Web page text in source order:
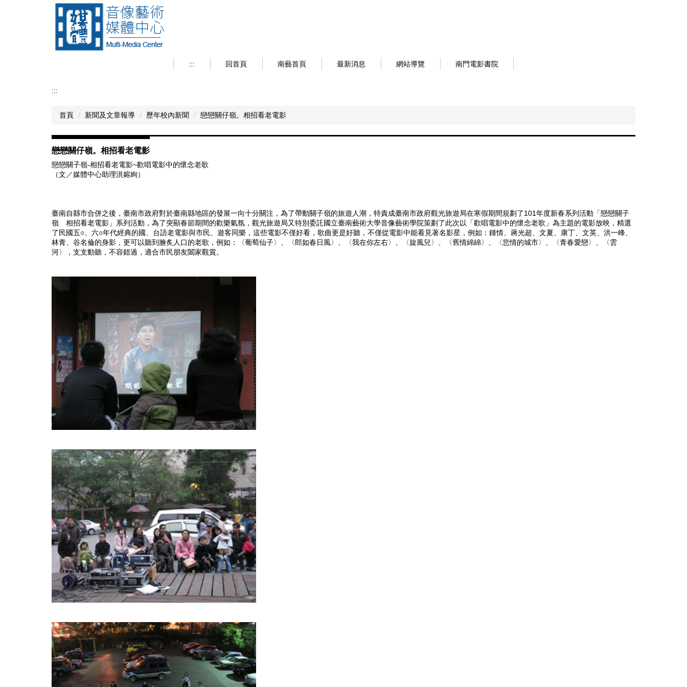
::: 回首頁 南藝首頁 最新消息 網站導覽 南門電影書院
:::
首頁 新聞及文章報導 歷年校內新聞 戀戀關仔嶺。相招看老電影
戀戀關仔嶺。相招看老電影
戀戀關子嶺-相招看老電影~歡唱電影中的懷念老歌
（文／媒體中心助理洪嫆絢）
臺南自縣市合併之後，臺南市政府對於臺南縣地區的發展一向十分關注，為了帶動關子嶺的旅遊人潮，特責成臺南市政府觀光旅遊局在寒假期間規劃了101年度新春系列活動「戀戀關子
嶺 相招看老電影」系列活動，為了突顯春節期間的歡樂氣氛，觀光旅遊局又特別委託國立臺南藝術大學音像藝術學院策劃了此次以「歡唱電影中的懷念老歌」為主題的電影放映，精選
了民國五○、六○年代經典的國、台語老電影與市民、遊客同樂，這些電影不僅好看，歌曲更是好聽，不僅從電影中能看見著名影星，例如：鍾情、蔣光超、文夏、康丁、文英、洪一峰、
林青、谷名倫的身影，更可以聽到膾炙人口的老歌，例如：〈葡萄仙子〉、〈郎如春日風〉、〈我在你左右〉、〈旋風兒〉、〈舊情綿綿〉、〈悲情的城市〉、〈青春愛戀〉、〈雲
河〉，支支動聽，不容錯過，適合市民朋友闔家觀賞。